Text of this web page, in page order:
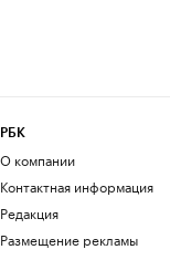
РБК
О компании
Контактная информация
Редакция
Размещение рекламы